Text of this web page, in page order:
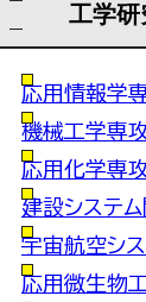
工学研
応用情報学
機械工学専
応用化学専
建設システ
宇宙航空シ
応用微生物